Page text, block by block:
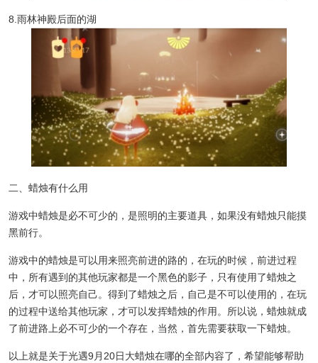
8.雨林神殿后面的湖
二、蜡烛有什么用
游戏中蜡烛是必不可少的，是照明的主要道具，如果没有蜡烛只能摸
黑前行。
游戏中的蜡烛是可以用来照亮前进的路的，在玩的时候，前进过程
中，所有遇到的其他玩家都是一个黑色的影子，只有使用了蜡烛之
后，才可以照亮自己。得到了蜡烛之后，自己是不可以使用的，在玩
的过程中送给其他玩家，才可以发挥蜡烛的作用。所以说，蜡烛就成
了前进路上必不可少的一个存在，当然，首先需要获取一下蜡烛。
以上就是关于光遇9月20日大蜡烛在哪的全部内容了，希望能够帮助